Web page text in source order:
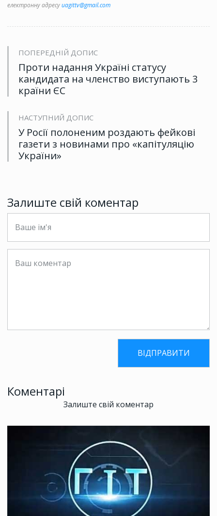
електронну адресуuagittv@gmail.com
ПОПЕРЕДНІЙ ДОПИС
Проти надання Україні статусу
кандидата на членство виступають 3
країни ЄС
НАСТУПНИЙ ДОПИС
У Росії полоненим роздають фейкові
газети з новинами про «капітуляцію
України»
Залиште свій коментар
Коментарі
Залиште свій коментар